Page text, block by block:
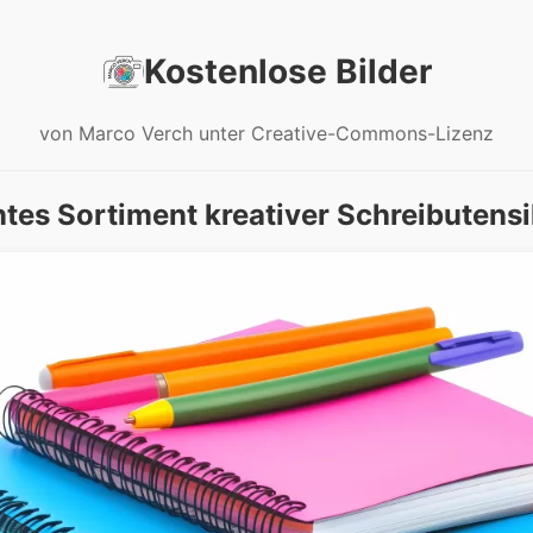
Kostenlose Bilder
von Marco Verch unter Creative-Commons-Lizenz
Sortiment kreativer